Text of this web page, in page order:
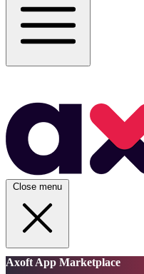
Close menu
Axoft App Marketplace